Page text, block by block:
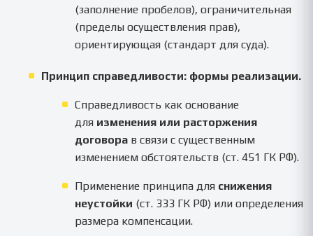
(заполнение пробелов), ограничительная
(пределы осуществления прав),
ориентирующая (стандарт для суда).
Принцип справедливости: формы реализации.
Справедливость как основание
для изменения или расторжения
договора в связи с существенным
изменением обстоятельств (ст. 451 ГК РФ).
Применение принципа для снижения
неустойки (ст. 333 ГК РФ) или определения
размера компенсации.